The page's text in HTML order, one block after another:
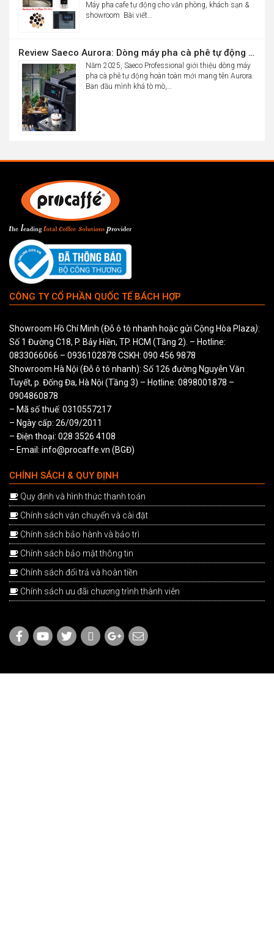
Máy pha cafe tự động cho văn phòng, khách sạn &
showroom Bài viết…
Review Saeco Aurora: Dòng máy pha cà phê tự động văn phòng mới của Saeco có gì đáng chú ý?
Năm 2025, Saeco Professional giới thiệu dòng máy
pha cà phê tự động hoàn toàn mới mang tên Aurora.
Ban đầu mình khá tò mò,…
CÔNG TY CỔ PHẦN QUỐC TẾ BÁCH HỢP
Showroom Hồ Chí Minh (Đỗ ô tô nhanh hoặc gửi Cộng Hòa Plaza):
Số 1 Đường C18, P. Bảy Hiền, TP. HCM (Tầng 2). – Hotline:
0833066066 – 0936102878 CSKH: 090 456 9878
Showroom Hà Nội (Đỗ ô tô nhanh): Số 126 đường Nguyễn Văn
Tuyết, p. Đống Đa, Hà Nội (Tầng 3) – Hotline: 0898001878 –
0904860878
– Mã số thuế: 0310557217
– Ngày cấp: 26/09/2011
– Điện thoại: 028 3526 4108
– Email: info@procaffe.vn (BGĐ)
CHÍNH SÁCH & QUY ĐỊNH
Quy định và hình thức thanh toán
Chính sách vận chuyển và cài đặt
Chính sách bảo hành và bảo trì
Chính sách bảo mật thông tin
Chính sách đổi trả và hoàn tiền
Chính sách ưu đãi chương trình thành viên